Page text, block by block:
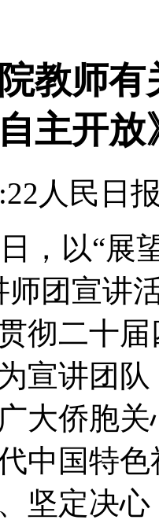
教师
主开放
人民日
，以“展
师团宣讲
彻二十
宣讲团
大侨胞
中国特
坚定决